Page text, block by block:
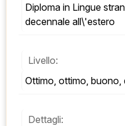
Diploma in Lingue
decennale all\'estero
Livello:
Ottimo, ottimo, buono,
Dettagli: